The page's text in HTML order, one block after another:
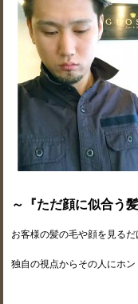
～『ただ顔に似合う
お客様の髪の毛や顔を見る
独自の視点からその人にホ